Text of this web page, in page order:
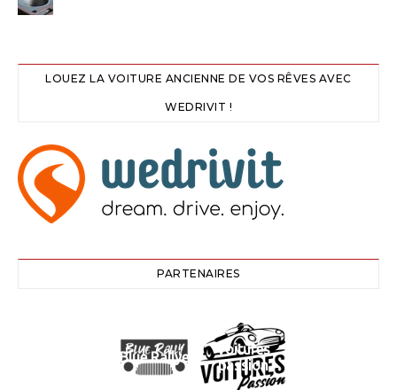
LOUEZ LA VOITURE ANCIENNE DE VOS RÊVES AVEC
WEDRIVIT !
PARTENAIRES
Blue Rallye
Voitures
passion